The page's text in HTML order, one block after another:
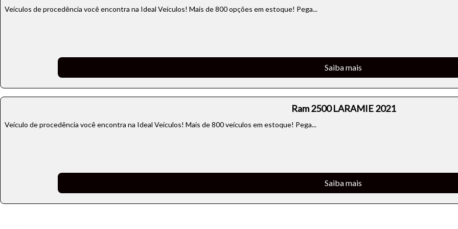
Tamanho do texto
Para aumentar ou diminuir a fonte em nosso site, utilize os atalhos Ctrl+
aumentar) e Ctrl- (para diminuir) no seu teclado.
Veículos de procedência você encontra na Ideal Veículos! Mais de 800 opções em estoque! Pega...
Saiba mais
Ram 2500 LARAMIE 2021
Veículo de procedência você encontra na Ideal Veículos! Mais de 800 veículos em estoque! Pega...
Saiba mais